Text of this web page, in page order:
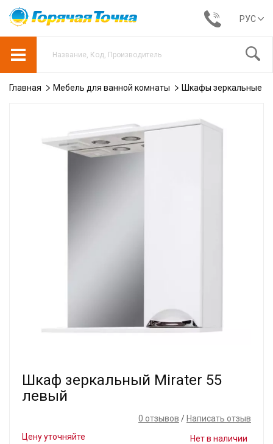
РУС
Главная Мебель для ванной комнаты Шкафы зеркальные
Шкаф зеркальный Mirater 55
левый
0 отзывов / Написать отзыв
Цену уточняйте
Нет в наличии